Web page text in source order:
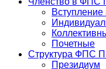
Почетные
Структура ФПС
Президиум